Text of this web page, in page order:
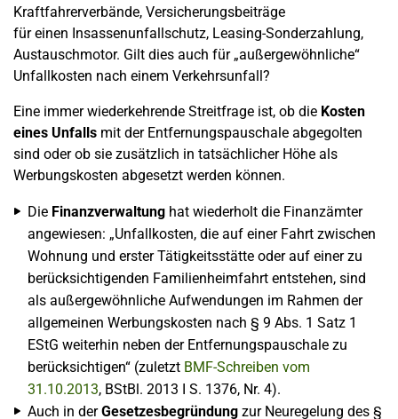
Kraftfahrerverbände, Versicherungsbeiträge
für einen Insassenunfallschutz, Leasing-Sonderzahlung,
Austauschmotor. Gilt dies auch für „außergewöhnliche“
Unfallkosten nach einem Verkehrsunfall?
Eine immer wiederkehrende Streitfrage ist, ob die Kosten
eines Unfalls mit der Entfernungspauschale abgegolten
sind oder ob sie zusätzlich in tatsächlicher Höhe als
Werbungskosten abgesetzt werden können.
Die Finanzverwaltung hat wiederholt die Finanzämter
angewiesen: „Unfallkosten, die auf einer Fahrt zwischen
Wohnung und erster Tätigkeitsstätte oder auf einer zu
berücksichtigenden Familienheimfahrt entstehen, sind
als außergewöhnliche Aufwendungen im Rahmen der
allgemeinen Werbungskosten nach § 9 Abs. 1 Satz 1
EStG weiterhin neben der Entfernungspauschale zu
berücksichtigen“ (zuletzt BMF-Schreiben vom
31.10.2013, BStBl. 2013 I S. 1376, Nr. 4).
Auch in derGesetzesbegründung zur Neuregelung des §